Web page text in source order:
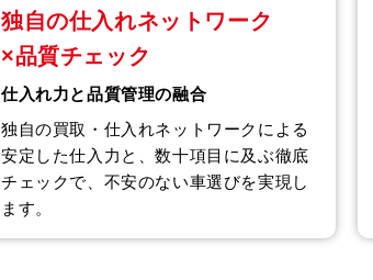
独自の仕入れネットワーク
×品質チェック
仕入れ力と品質管理の融合
独自の買取・仕入れネットワークによる
安定した仕入力と、数十項目に及ぶ徹底
チェックで、不安のない車選びを実現し
ます。